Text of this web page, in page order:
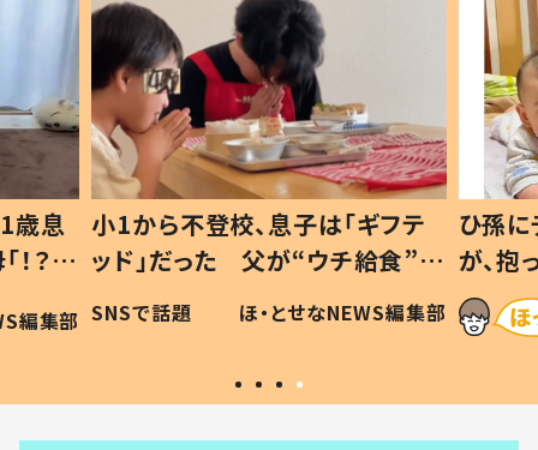
歳息
？」
編集部
小1から不登校、息子は「ギフテ
ッド」だった 父が“ウチ給食”を
作り続ける理由とは #令和の親
#令和の子
SNSで話題 ほ・とせなNEWS編集部
ひ孫
が、
「涙が
い」